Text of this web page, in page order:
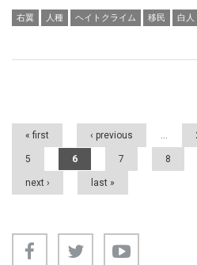
右翼 人種 ヘイトクライム 移民 白人
Pages
« first ‹ previous …
5 6 7 8
next › last »